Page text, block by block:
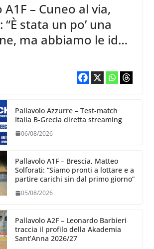
A1F – Cuneo al via,
“È stata un po’ una
ma abbiamo le idee
cosa vogliamo fare”
Pallavolo Azzurre – Test-match
Italia B-Grecia diretta streaming
06/08/2026
Pallavolo A1F – Brescia, Matteo
Solforati: “Siamo pronti a lottare e a
partire carichi sin dal primo giorno”
05/08/2026
Pallavolo A2F – Leonardo Barbieri
traccia il profilo della Akademia
Sant’Anna 2026/27